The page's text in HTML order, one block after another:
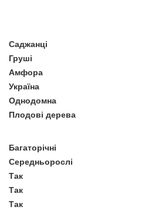
Саджанці
Груші
Амфора
Україна
Однодомна
Плодові дерева
Багаторічні
Середньорослі
Так
Так
Так